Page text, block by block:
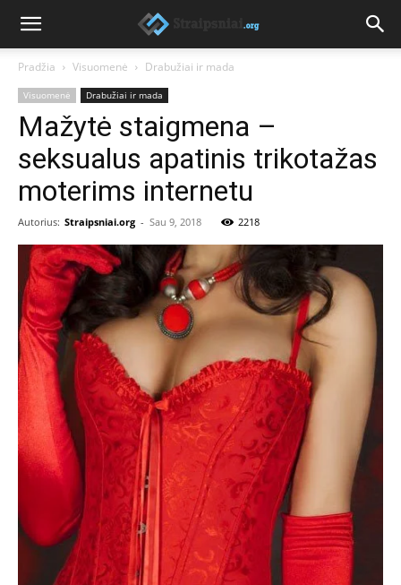
Pradžia Visuomenė Drabužiai ir mada
Visuomenė Drabužiai ir mada
Mažytė staigmena –
seksualus apatinis trikotažas
moterims internetu
Autorius: Straipsniai.org - Sau 9, 2018 2218